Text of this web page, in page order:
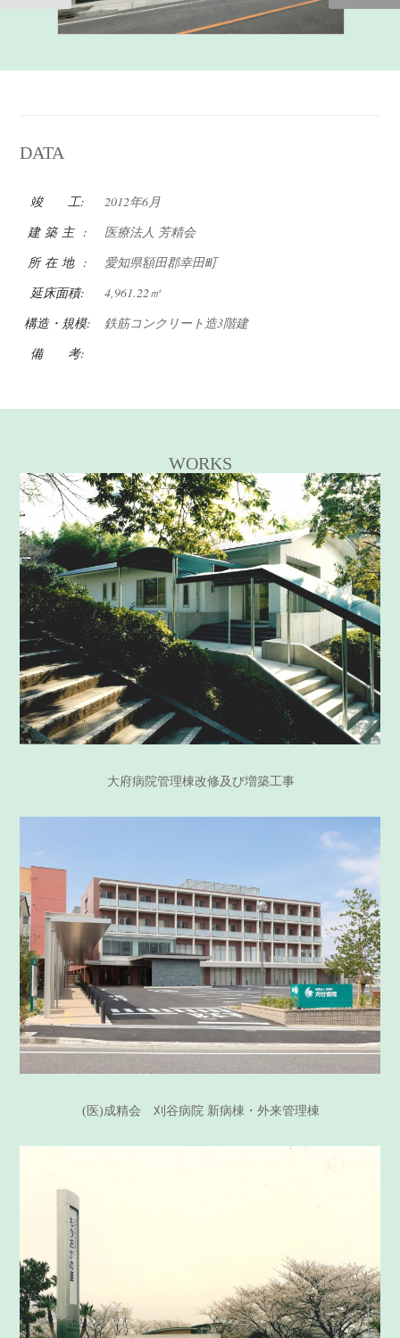
DATA
竣 工:
2012年6月
建 築 主 :
医療法人 芳精会
所 在 地 :
愛知県額田郡幸田町
延床面積:
4,961.22㎡
構造・規模:
鉄筋コンクリート造3階建
備 考:
WORKS
大府病院管理棟改修及び増築工事
(医)成精会 刈谷病院 新病棟・外来管理棟